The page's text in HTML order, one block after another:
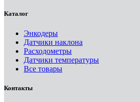
Каталог
Энкодеры
Датчики наклона
Расходометры
Датчики температуры
Все товары
Контакты